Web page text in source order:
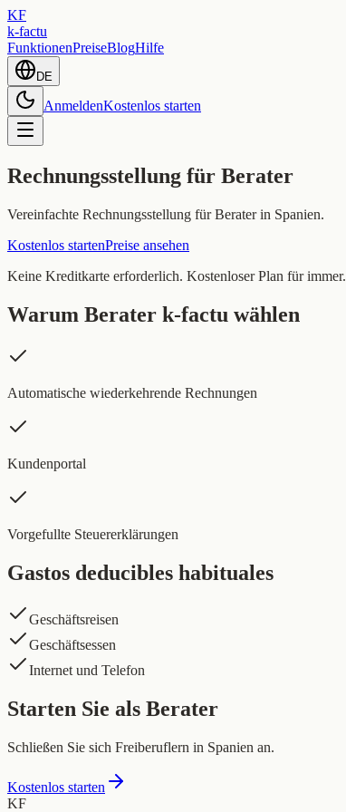
KF
k-factu
FunktionenPreiseBlogHilfe
DE
AnmeldenKostenlos starten
Rechnungsstellung für Berater
Vereinfachte Rechnungsstellung für Berater in Spanien.
Kostenlos startenPreise ansehen
Keine Kreditkarte erforderlich. Kostenloser Plan für immer.
Warum Berater k-factu wählen
Automatische wiederkehrende Rechnungen
Kundenportal
Vorgefullte Steuererklärungen
Gastos deducibles habituales
Geschäftsreisen
Geschäftsessen
Internet und Telefon
Starten Sie als Berater
Schließen Sie sich Freiberuflern in Spanien an.
Kostenlos starten
KF